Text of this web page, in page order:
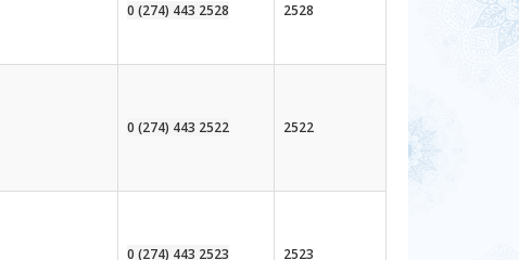
0 (274) 443 2528 2528
0 (274) 443 2522 2522
0 (274) 443 2523 2523